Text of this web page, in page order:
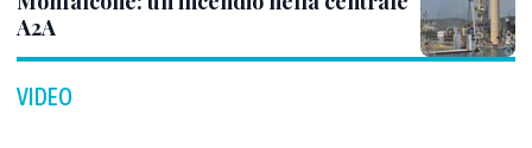
A2A
VIDEO